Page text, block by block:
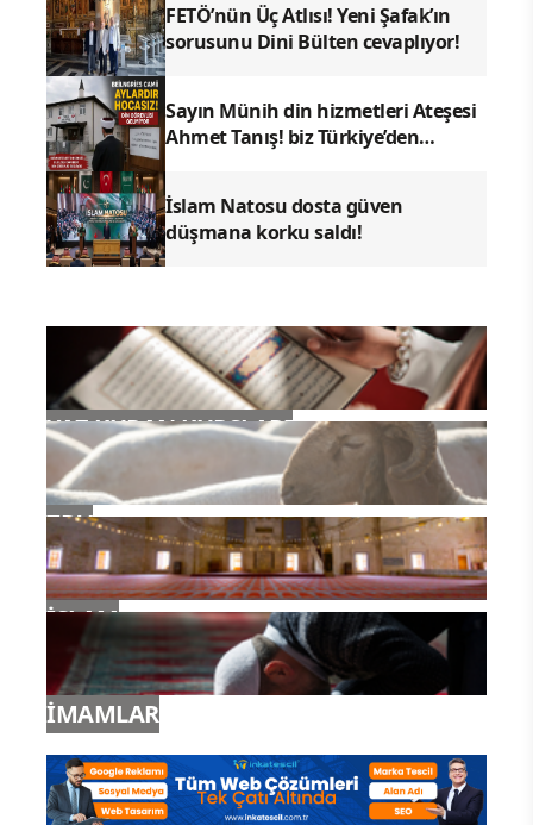
FETÖ’nün Üç Atlısı! Yeni Şafak’ın
sorusunu Dini Bülten cevaplıyor!
Sayın Münih din hizmetleri Ateşesi
Ahmet Tanış! biz Türkiye’den
musun?
İslam Natosu dosta güven
düşmana korku saldı!
YAZ KURAN KURSLARI
TDV
İSLAM
İMAMLAR